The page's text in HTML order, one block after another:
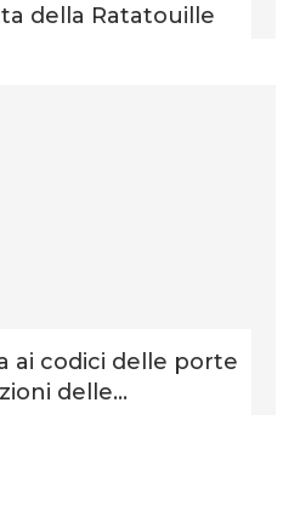
della Ratatouille
ai codici delle porte
delle...